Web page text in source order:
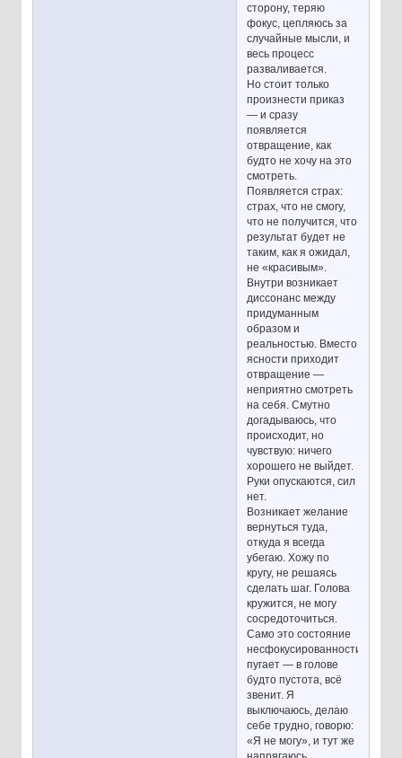
сторону, теряю
фокус, цепляюсь за
случайные мысли, и
весь процесс
разваливается.
Но стоит только
произнести приказ
— и сразу
появляется
отвращение, как
будто не хочу на это
смотреть.
Появляется страх:
страх, что не смогу,
что не получится, что
результат будет не
таким, как я ожидал,
не «красивым».
Внутри возникает
диссонанс между
придуманным
образом и
реальностью. Вместо
ясности приходит
отвращение —
неприятно смотреть
на себя. Смутно
догадываюсь, что
происходит, но
чувствую: ничего
хорошего не выйдет.
Руки опускаются, сил
нет.
Возникает желание
вернуться туда,
откуда я всегда
убегаю. Хожу по
кругу, не решаясь
сделать шаг. Голова
кружится, не могу
сосредоточиться.
Само это состояние
несфокусированности
пугает — в голове
будто пустота, всё
звенит. Я
выключаюсь, делаю
себе трудно, говорю:
«Я не могу», и тут же